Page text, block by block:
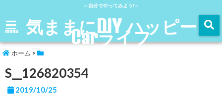
～自分でやってみよう!～
menu 気ままにDIY ハッピー
Carライフ
ホーム >
S__126820354
2019/10/25